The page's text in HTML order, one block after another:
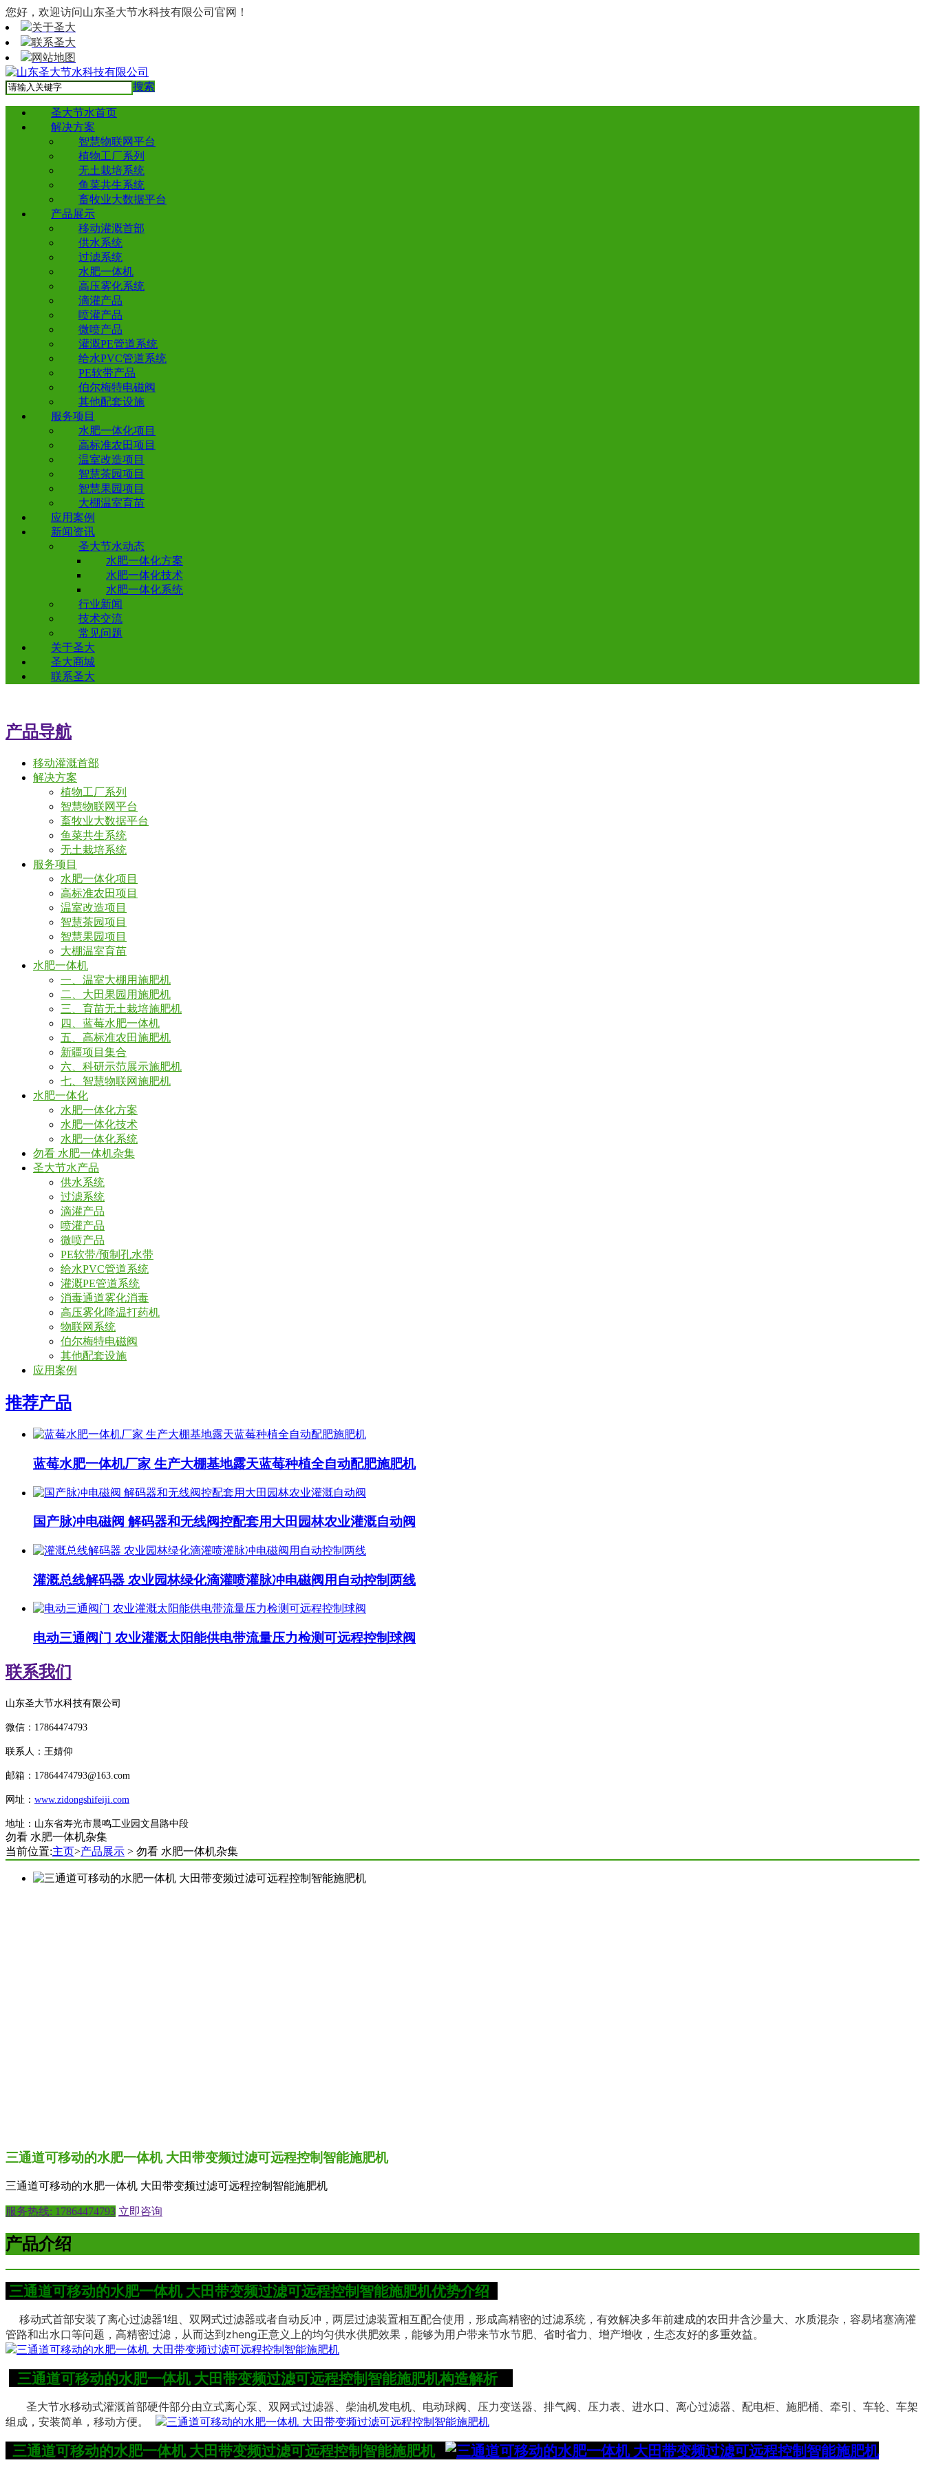
您好，欢迎访问山东圣大节水科技有限公司官网！
关于圣大
联系圣大
网站地图
搜索
圣大节水首页
解决方案
智慧物联网平台
植物工厂系列
无土栽培系统
鱼菜共生系统
畜牧业大数据平台
产品展示
移动灌溉首部
供水系统
过滤系统
水肥一体机
高压雾化系统
滴灌产品
喷灌产品
微喷产品
灌溉PE管道系统
给水PVC管道系统
PE软带产品
伯尔梅特电磁阀
其他配套设施
服务项目
水肥一体化项目
高标准农田项目
温室改造项目
智慧茶园项目
智慧果园项目
大棚温室育苗
应用案例
新闻资讯
圣大节水动态
水肥一体化方案
水肥一体化技术
水肥一体化系统
行业新闻
技术交流
常见问题
关于圣大
圣大商城
联系圣大
产品导航
移动灌溉首部
解决方案
植物工厂系列
智慧物联网平台
畜牧业大数据平台
鱼菜共生系统
无土栽培系统
服务项目
水肥一体化项目
高标准农田项目
温室改造项目
智慧茶园项目
智慧果园项目
大棚温室育苗
水肥一体机
一、温室大棚用施肥机
二、大田果园用施肥机
三、育苗无土栽培施肥机
四、蓝莓水肥一体机
五、高标准农田施肥机
新疆项目集合
六、科研示范展示施肥机
七、智慧物联网施肥机
水肥一体化
水肥一体化方案
水肥一体化技术
水肥一体化系统
勿看 水肥一体机杂集
圣大节水产品
供水系统
过滤系统
滴灌产品
喷灌产品
微喷产品
PE软带/预制孔水带
给水PVC管道系统
灌溉PE管道系统
消毒通道雾化消毒
高压雾化降温打药机
物联网系统
伯尔梅特电磁阀
其他配套设施
应用案例
推荐产品
蓝莓水肥一体机厂家 生产大棚基地露天蓝莓种植全自动配肥施肥机
国产脉冲电磁阀 解码器和无线阀控配套用大田园林农业灌溉自动阀
灌溉总线解码器 农业园林绿化滴灌喷灌脉冲电磁阀用自动控制两线
电动三通阀门 农业灌溉太阳能供电带流量压力检测可远程控制球阀
联系我们
山东圣大节水科技有限公司
微信： 17864474793
联系人：王婧仰
邮箱： 17864474793@163.com
网址： www.zidongshifeiji.com
地址：山东省寿光市晨鸣工业园文昌路中段
勿看 水肥一体机杂集
当前位置:主页>产品展示 > 勿看 水肥一体机杂集
三通道可移动的水肥一体机 大田带变频过滤可远程控制智能施肥机
三通道可移动的水肥一体机 大田带变频过滤可远程控制智能施肥机
服务热线: 17864474793 立即咨询
产品介绍
三通道可移动的水肥一体机 大田带变频过滤可远程控制智能施肥机优势介绍
移动式首部安装了离心过滤器1组、双网式过滤器或者自动反冲，两层过滤装置相互配合使用，形成高精密的过滤系统，有效解决多年前建成的农田井含沙量大、水质混杂，容易堵塞滴灌
管路和出水口等问题，高精密过滤，从而达到zheng正意义上的均匀供水供肥效果，能够为用户带来节水节肥、省时省力、增产增收，生态友好的多重效益。
三通道可移动的水肥一体机 大田带变频过滤可远程控制智能施肥机构造解析
圣大节水移动式灌溉首部硬件部分由立式离心泵、双网式过滤器、柴油机发电机、电动球阀、压力变送器、排气阀、压力表、进水口、离心过滤器、配电柜、施肥桶、牵引、车轮、车架
组成，安装简单，移动方便。
三通道可移动的水肥一体机 大田带变频过滤可远程控制智能施肥机